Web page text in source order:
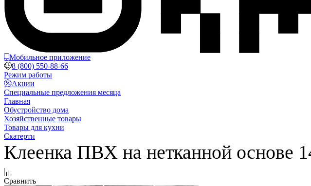
Мобильное приложение
8 (800) 550-88-66
Режим работы
Акции
Специальные предложения месяца
Главная
Обустройство дома
Хозяйственные товары
Товары для кухни
Скатерти
Клеенка ПВХ на нетканной основе
Сравнить